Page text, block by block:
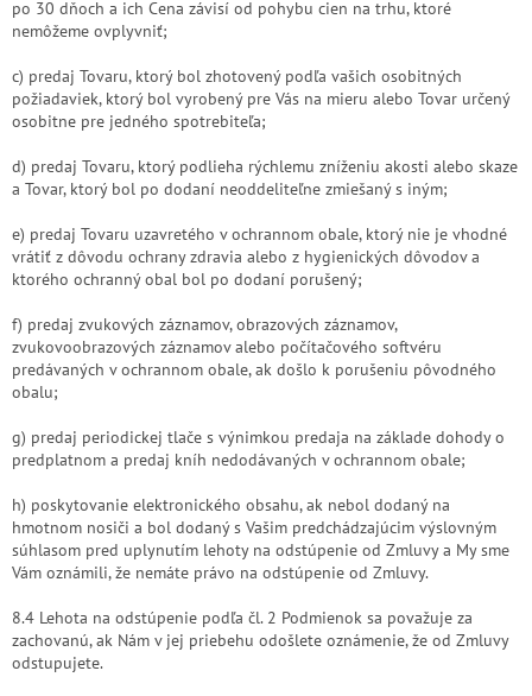
po 30 dňoch a ich Cena závisí od pohybu cien na trhu, ktoré
nemôžeme ovplyvniť;
c) predaj Tovaru, ktorý bol zhotovený podľa vašich osobitných
požiadaviek, ktorý bol vyrobený pre Vás na mieru alebo Tovar určený
osobitne pre jedného spotrebiteľa;
d) predaj Tovaru, ktorý podlieha rýchlemu zníženiu akosti alebo skaze
a Tovar, ktorý bol po dodaní neoddeliteľne zmiešaný s iným;
e) predaj Tovaru uzavretého v ochrannom obale, ktorý nie je vhodné
vrátiť z dôvodu ochrany zdravia alebo z hygienických dôvodov a
ktorého ochranný obal bol po dodaní porušený;
f) predaj zvukových záznamov, obrazových záznamov,
zvukovoobrazových záznamov alebo počítačového softvéru
predávaných v ochrannom obale, ak došlo k porušeniu pôvodného
obalu;
g) predaj periodickej tlače s výnimkou predaja na základe dohody o
predplatnom a predaj kníh nedodávaných v ochrannom obale;
h) poskytovanie elektronického obsahu, ak nebol dodaný na
hmotnom nosiči a bol dodaný s Vašim predchádzajúcim výslovným
súhlasom pred uplynutím lehoty na odstúpenie od Zmluvy a My sme
Vám oznámili, že nemáte právo na odstúpenie od Zmluvy.
8.4 Lehota na odstúpenie podľa čl. 2 Podmienok sa považuje za
zachovanú, ak Nám v jej priebehu odošlete oznámenie, že od Zmluvy
odstupujete.